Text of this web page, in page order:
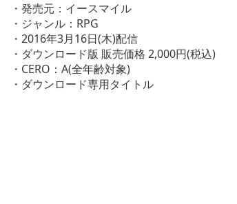
・発売元：イースマイル
・ジャンル：RPG
・2016年3月16日(木)配信
・ダウンロード版 販売価格 2,000円(税込)
・CERO：A(全年齢対象)
・ダウンロード専用タイトル